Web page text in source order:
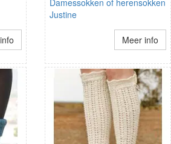
Damessokken of herensokken
Justine
Meer info